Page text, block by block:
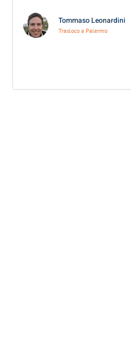
Tommaso Leonardini
Trasloco a Palermo